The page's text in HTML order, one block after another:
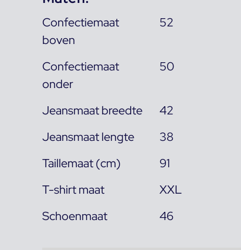
Confectiemaat
boven
52
Confectiemaat
onder
50
Jeansmaat breedte
42
Jeansmaat lengte
38
Taillemaat (cm)
91
T-shirt maat
XXL
Schoenmaat
46